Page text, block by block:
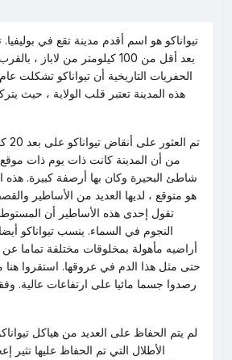
تيواناكو هو اسم أقدم مدينة تقع في
بعد أقل من 100 كيلومتر من لاباز
تم
من أن المدينة كانت ذات يوم ذات موقع
شاطئ البحيرة وكان بها أرصفة كبيرة. هذه
هو متوقع ، لديها العديد من الأساطير
تقول إحدى هذه الأساطير أن
النجوم في السماء. ينسب تيواناكو
أراضيه مأهولة بمخلوقات مختلفة تماما
حتى مثل هذا الدم في عروقها. استقروا
رصدوا جسما مائيا على ارتفاعات عالية.
لم يتم الحفاظ على العديد من هياكل
الأطلال التي تم الحفاظ عليها تثير